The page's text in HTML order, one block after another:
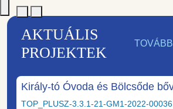
AKTUÁLIS
PROJEKTEK
Király-tó Óvoda és Bölcsőde
TOP_PLUSZ-3.3.1-21-GM1-2022-00036